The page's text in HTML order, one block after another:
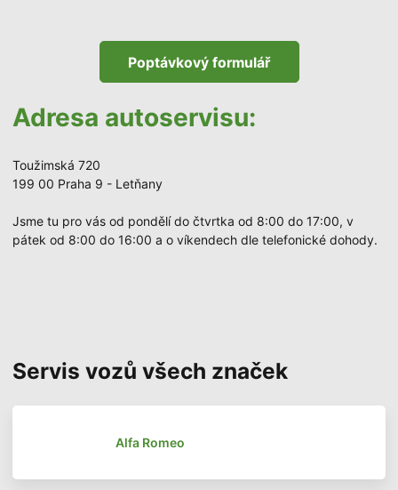
Poptávkový formulář
Adresa autoservisu:
Toužimská 720
199 00 Praha 9 - Letňany
Jsme tu pro vás od pondělí do čtvrtka od 8:00 do 17:00, v
pátek od 8:00 do 16:00 a o víkendech dle telefonické dohody.
Servis vozů všech značek
Alfa Romeo